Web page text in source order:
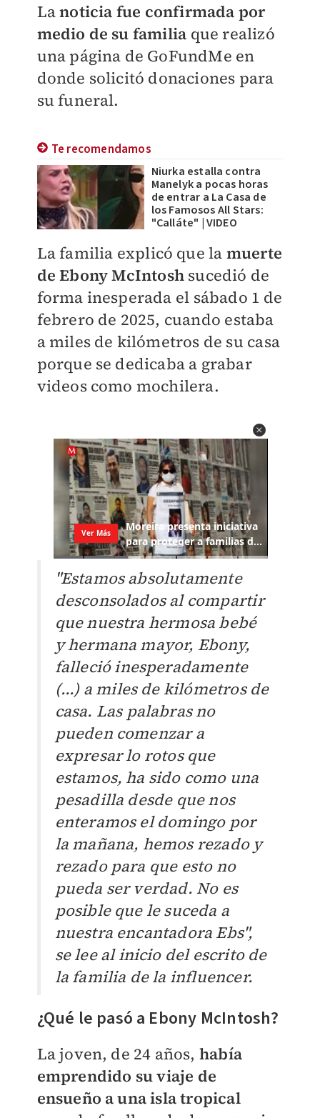
Lanoticia fue confirmada por
medio de su familia que realizó
una página de GoFundMe en
donde solicitó donaciones para
su funeral.
Te recomendamos
Niurka estalla contra
Manelyk a pocas horas
de entrar a La Casa de
los Famosos All Stars:
"Calláte" | VIDEO
La familia explicó que la muerte
deEbony McIntoshsucedió de
forma inesperada el sábado 1 de
febrero de 2025, cuando estaba
a miles de kilómetros de su casa
porque se dedicaba a grabar
videos como mochilera.
"Estamos absolutamente
desconsolados al compartir
que nuestra hermosa bebé
y hermana mayor, Ebony,
falleció inesperadamente
(...) a miles de kilómetros de
casa. Las palabras no
pueden comenzar a
expresar lo rotos que
estamos, ha sido como una
pesadilla desde que nos
enteramos el domingo por
la mañana, hemos rezado y
rezado para que esto no
pueda ser verdad. No es
posible que le suceda a
nuestra encantadora Ebs",
se lee al inicio del escrito de
la familia de la influencer.
¿Qué le pasó a Ebony McIntosh?
La joven, de 24 años, había
emprendido su viaje de
ensueño a una isla tropical